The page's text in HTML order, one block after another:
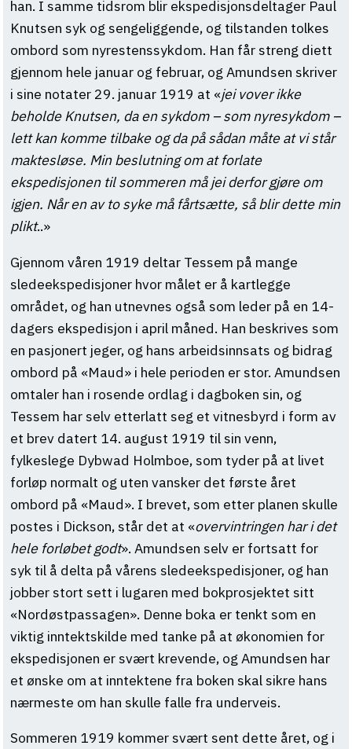
han. I samme tidsrom blir ekspedisjonsdeltager Paul
Knutsen syk og sengeliggende, og tilstanden tolkes
ombord som nyrestenssykdom. Han får streng diett
gjennom hele januar og februar, og Amundsen skriver
i sine notater 29. januar 1919 at «jei vover ikke
beholde Knutsen, da en sykdom – som nyresykdom –
lett kan komme tilbake og da på sådan måte at vi står
maktesløse. Min beslutning om at forlate
ekspedisjonen til sommeren må jei derfor gjøre om
igjen. Når en av to syke må fårtsætte, så blir dette min
plikt..»
Gjennom våren 1919 deltar Tessem på mange
sledeekspedisjoner hvor målet er å kartlegge
området, og han utnevnes også som leder på en 14-
dagers ekspedisjon i april måned. Han beskrives som
en pasjonert jeger, og hans arbeidsinnsats og bidrag
ombord på «Maud» i hele perioden er stor. Amundsen
omtaler han i rosende ordlag i dagboken sin, og
Tessem har selv etterlatt seg et vitnesbyrd i form av
et brev datert 14. august 1919 til sin venn,
fylkeslege Dybwad Holmboe, som tyder på at livet
forløp normalt og uten vansker det første året
ombord på «Maud». I brevet, som etter planen skulle
postes i Dickson, står det at «overvintringen har i det
hele forløbet godt». Amundsen selv er fortsatt for
syk til å delta på vårens sledeekspedisjoner, og han
jobber stort sett i lugaren med bokprosjektet sitt
«Nordøstpassagen». Denne boka er tenkt som en
viktig inntektskilde med tanke på at økonomien for
ekspedisjonen er svært krevende, og Amundsen har
et ønske om at inntektene fra boken skal sikre hans
nærmeste om han skulle falle fra underveis.
Sommeren 1919 kommer svært sent dette året, og i